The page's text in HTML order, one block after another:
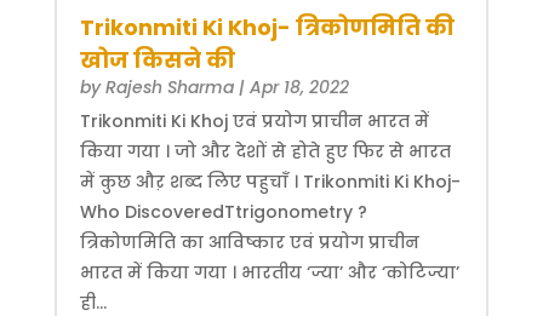
Trikonmiti Ki Khoj- त्रिकोणमिति की
खोज किसने की
byRajesh Sharma| Apr 18, 2022
Trikonmiti Ki Khoj एवं प्रयोग प्राचीन भारत में
किया गया । जो और देशों से होते हुए फिर से भारत
में कुछ औऱ शब्द लिए पहुचाँ । Trikonmiti Ki Khoj-
Who DiscoveredTtrigonometry ?
त्रिकोणमिति का आविष्कार एवं प्रयोग प्राचीन
भारत में किया गया । भारतीय ‘ज्या’ और ‘कोटिज्या’
ही...